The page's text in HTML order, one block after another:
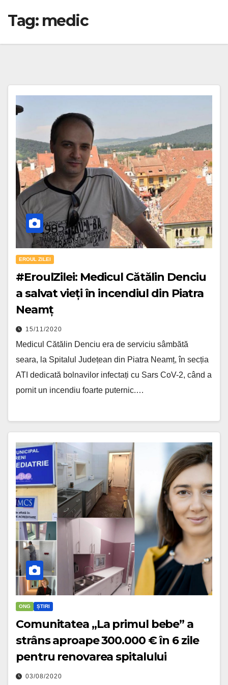
Tag: medic
EROUL ZILEI
#EroulZilei: Medicul Cătălin Denciu
a salvat vieți în incendiul din Piatra
Neamț
15/11/2020
Medicul Cătălin Denciu era de serviciu sâmbătă
seara, la Spitalul Județean din Piatra Neamț, în secția
ATI dedicată bolnavilor infectați cu Sars CoV-2, când a
pornit un incendiu foarte puternic.…
ONG ȘTIRI
Comunitatea „La primul bebe” a
strâns aproape 300.000 € în 6 zile
pentru renovarea spitalului
03/08/2020